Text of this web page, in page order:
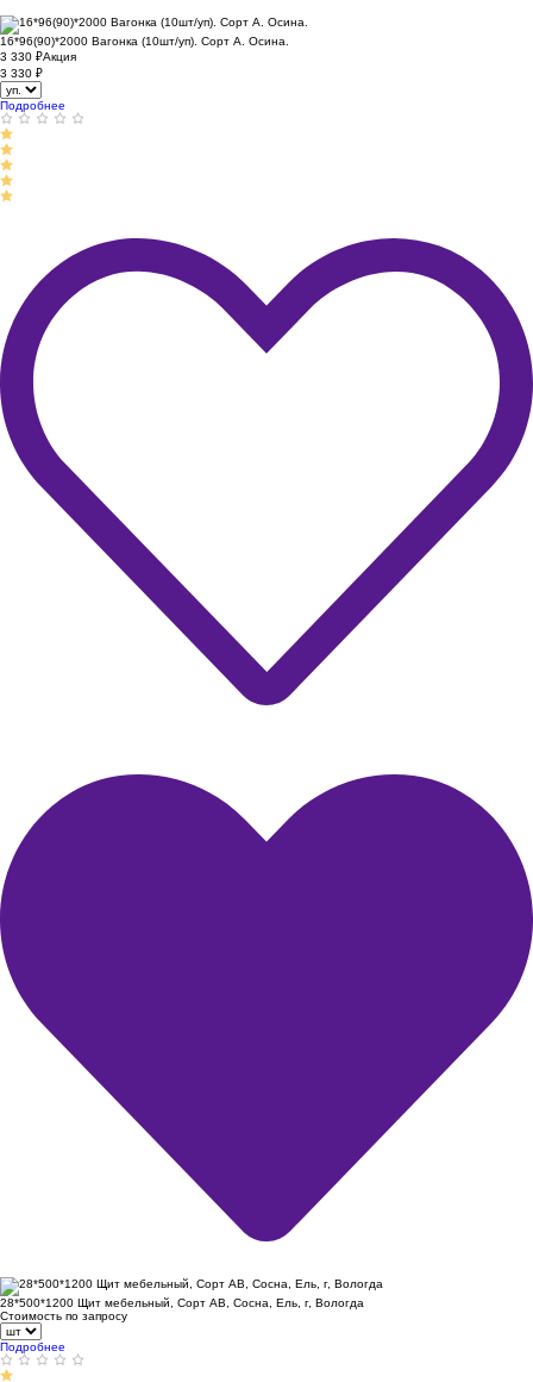
16*96(90)*2000 Вагонка (10шт/уп). Сорт А. Осина.
3 330 ₽Акция
3 330 ₽
Подробнее
28*500*1200 Щит мебельный, Сорт АВ, Сосна, Ель, г, Вологда
Стоимость по запросу
Подробнее